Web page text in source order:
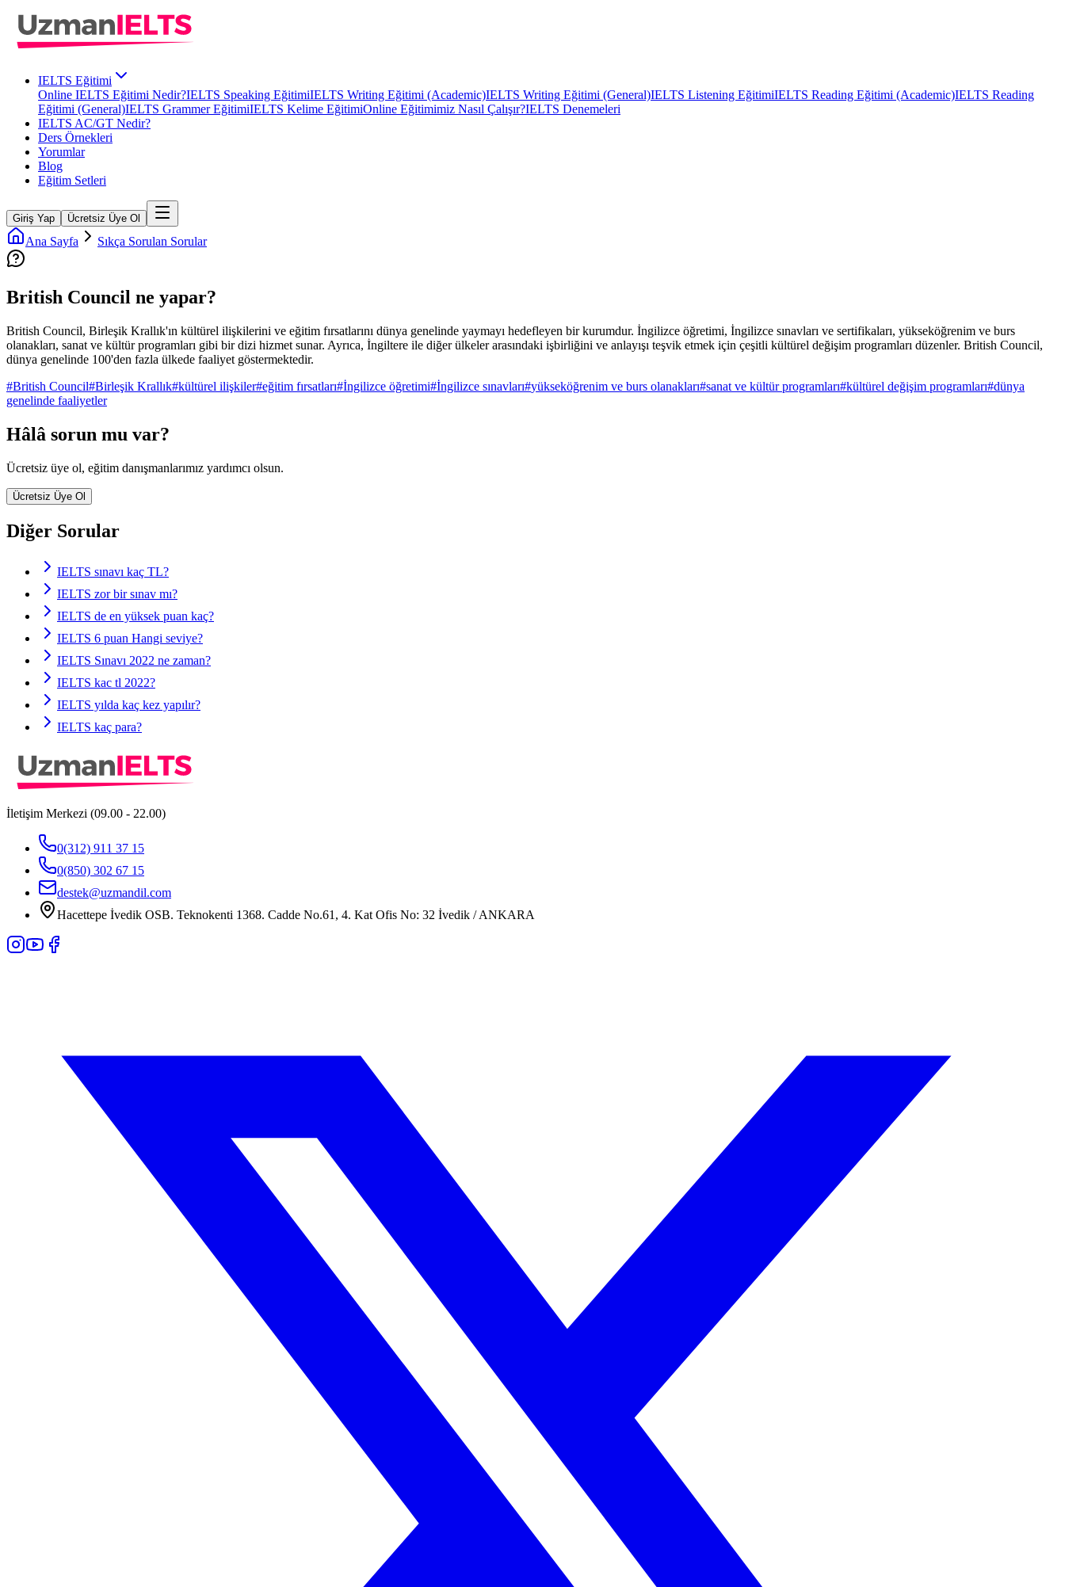
IELTS Eğitimi
Online IELTS Eğitimi Nedir?IELTS Speaking EğitimiIELTS Writing Eğitimi (Academic)IELTS Writing Eğitimi (General)IELTS Listening EğitimiIELTS Reading Eğitimi (Academic)IELTS Reading
Eğitimi (General)IELTS Grammer EğitimiIELTS Kelime EğitimiOnline Eğitimimiz Nasıl Çalışır?IELTS Denemeleri
IELTS AC/GT Nedir?
Ders Örnekleri
Yorumlar
Blog
Eğitim Setleri
Giriş Yap Ücretsiz Üye Ol
Ana Sayfa Sıkça Sorulan Sorular
British Council ne yapar?
British Council, Birleşik Krallık'ın kültürel ilişkilerini ve eğitim fırsatlarını dünya genelinde yaymayı hedefleyen bir kurumdur. İngilizce öğretimi, İngilizce sınavları ve sertifikaları, yükseköğrenim ve burs
olanakları, sanat ve kültür programları gibi bir dizi hizmet sunar. Ayrıca, İngiltere ile diğer ülkeler arasındaki işbirliğini ve anlayışı teşvik etmek için çeşitli kültürel değişim programları düzenler. British Council,
dünya genelinde 100'den fazla ülkede faaliyet göstermektedir.
#British Council#Birleşik Krallık#kültürel ilişkiler#eğitim fırsatları#İngilizce öğretimi#İngilizce sınavları#yükseköğrenim ve burs olanakları#sanat ve kültür programları#kültürel değişim programları#dünya
genelinde faaliyetler
Hâlâ sorun mu var?
Ücretsiz üye ol, eğitim danışmanlarımız yardımcı olsun.
Ücretsiz Üye Ol
Diğer Sorular
IELTS sınavı kaç TL?
IELTS zor bir sınav mı?
IELTS de en yüksek puan kaç?
IELTS 6 puan Hangi seviye?
IELTS Sınavı 2022 ne zaman?
IELTS kac tl 2022?
IELTS yılda kaç kez yapılır?
IELTS kaç para?
İletişim Merkezi (09.00 - 22.00)
0(312) 911 37 15
0(850) 302 67 15
destek@uzmandil.com
Hacettepe İvedik OSB. Teknokenti 1368. Cadde No.61, 4. Kat Ofis No: 32 İvedik / ANKARA